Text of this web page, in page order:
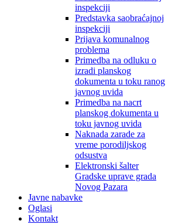
inspekciji
Predstavka saobraćajnoj
inspekciji
Prijava komunalnog
problema
Primedba na odluku o
izradi planskog
dokumenta u toku ranog
javnog uvida
Primedba na nacrt
planskog dokumenta u
toku javnog uvida
Naknada zarade za
vreme porodiljskog
odsustva
Elektronski šalter
Gradske uprave grada
Novog Pazara
Javne nabavke
Oglasi
Kontakt